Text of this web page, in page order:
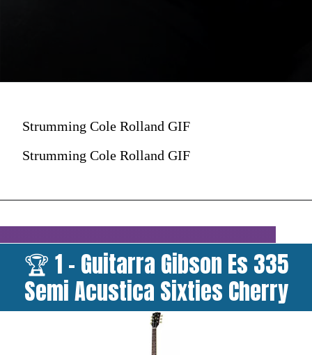
Strumming Cole Rolland GIF
Strumming Cole Rolland GIF
🏆 1 - Guitarra Gibson Es 335
Semi Acustica Sixties Cherry